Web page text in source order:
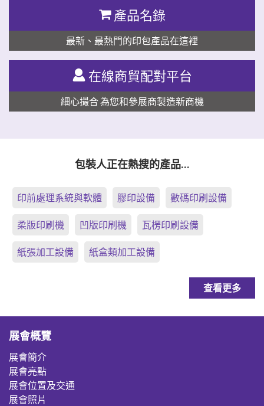
產品名錄
最新、最熱門的印包產品在這裡
在線商貿配對平台
細心撮合 為您和參展商製造新商機
包裝人正在熱搜的產品…
印前處理系統與軟體 膠印設備 數碼印刷設備
柔版印刷機 凹版印刷機 瓦楞印刷設備
紙張加工設備 紙盒類加工設備
查看更多
展會概覽
展會簡介
展會亮點
展會位置及交通
展會照片